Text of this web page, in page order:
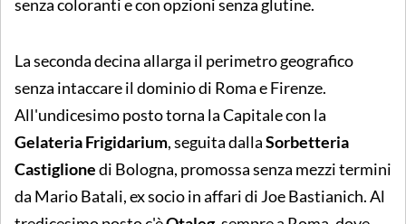
senza coloranti e con opzioni senza glutine.
La seconda decina allarga il perimetro geografico
senza intaccare il dominio di Roma e Firenze.
All'undicesimo posto torna la Capitale con la
Gelateria Frigidarium, seguita dallaSorbetteria
Castiglionedi Bologna, promossa senza mezzi termini
da Mario Batali, ex socio in affari di Joe Bastianich. Al